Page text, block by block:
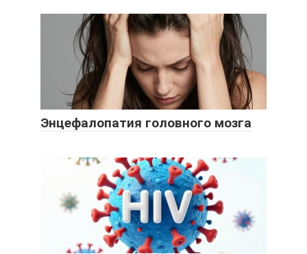
Энцефалопатия головного мозга